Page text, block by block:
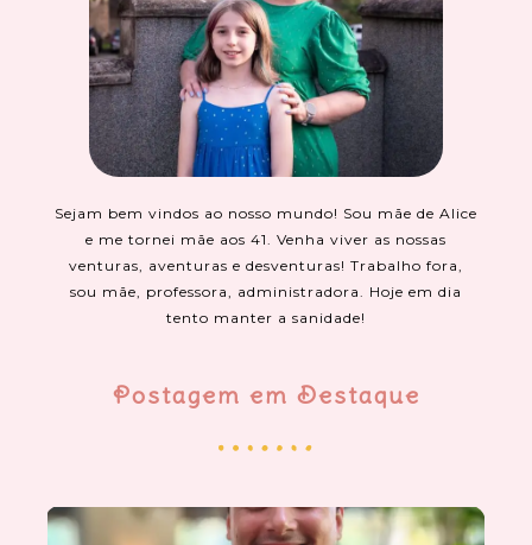
Sejam bem vindos ao nosso mundo! Sou mãe de Alice
e me tornei mãe aos 41. Venha viver as nossas
venturas, aventuras e desventuras! Trabalho fora,
sou mãe, professora, administradora. Hoje em dia
tento manter a sanidade!
Postagem em Destaque